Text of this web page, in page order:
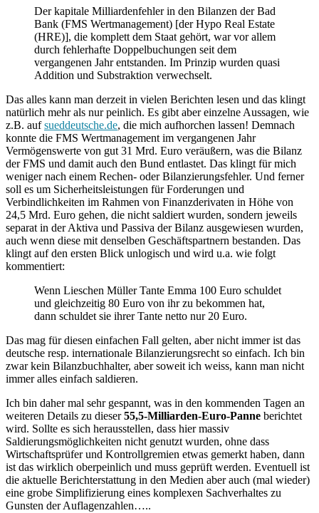
Der kapitale Milliardenfehler in den Bilanzen der Bad
Bank (FMS Wertmanagement) [der Hypo Real Estate
(HRE)], die komplett dem Staat gehört, war vor allem
durch fehlerhafte Doppelbuchungen seit dem
vergangenen Jahr entstanden. Im Prinzip wurden quasi
Addition und Substraktion verwechselt.
Das alles kann man derzeit in vielen Berichten lesen und das klingt
natürlich mehr als nur peinlich. Es gibt aber einzelne Aussagen, wie
z.B. aufsueddeutsche.de, die mich aufhorchen lassen! Demnach
konnte die FMS Wertmanagement im vergangenen Jahr
Vermögenswerte von gut 31 Mrd. Euro veräußern, was die Bilanz
der FMS und damit auch den Bund entlastet. Das klingt für mich
weniger nach einem Rechen- oder Bilanzierungsfehler. Und ferner
soll es um Sicherheitsleistungen für Forderungen und
Verbindlichkeiten im Rahmen von Finanzderivaten in Höhe von
24,5 Mrd. Euro gehen, die nicht saldiert wurden, sondern jeweils
separat in der Aktiva und Passiva der Bilanz ausgewiesen wurden,
auch wenn diese mit denselben Geschäftspartnern bestanden. Das
klingt auf den ersten Blick unlogisch und wird u.a. wie folgt
kommentiert:
Wenn Lieschen Müller Tante Emma 100 Euro schuldet
und gleichzeitig 80 Euro von ihr zu bekommen hat,
dann schuldet sie ihrer Tante netto nur 20 Euro.
Das mag für diesen einfachen Fall gelten, aber nicht immer ist das
deutsche resp. internationale Bilanzierungsrecht so einfach. Ich bin
zwar kein Bilanzbuchhalter, aber soweit ich weiss, kann man nicht
immer alles einfach saldieren.
Ich bin daher mal sehr gespannt, was in den kommenden Tagen an
weiteren Details zu dieser55,5-Milliarden-Euro-Panne berichtet
wird. Sollte es sich herausstellen, dass hier massiv
Saldierungsmöglichkeiten nicht genutzt wurden, ohne dass
Wirtschaftsprüfer und Kontrollgremien etwas gemerkt haben, dann
ist das wirklich oberpeinlich und muss geprüft werden. Eventuell ist
die aktuelle Berichterstattung in den Medien aber auch (mal wieder)
eine grobe Simplifizierung eines komplexen Sachverhaltes zu
Gunsten der Auflagenzahlen…..